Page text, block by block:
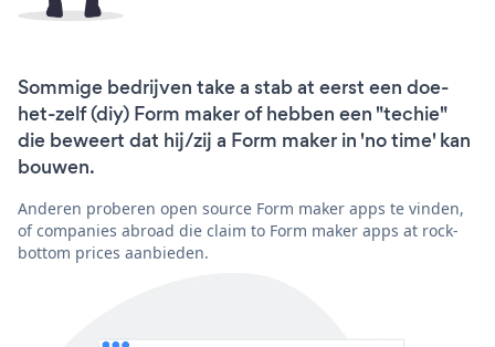
Sommige bedrijven take a stab at eerst een doe-
het-zelf (diy) Form maker of hebben een "techie"
die beweert dat hij/zij a Form maker in 'no time' kan
bouwen.
Anderen proberen open source Form maker apps te vinden,
of companies abroad die claim to Form maker apps at rock-
bottom prices aanbieden.